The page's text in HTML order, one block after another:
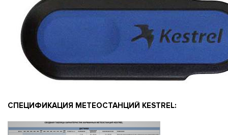
CПЕЦИФИКАЦИЯ МЕТЕОСТАНЦИЙ KESTREL: